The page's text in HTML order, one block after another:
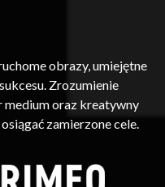
obrazy, umiejętne
Zrozumienie
oraz kreatywny
zamierzone cele.